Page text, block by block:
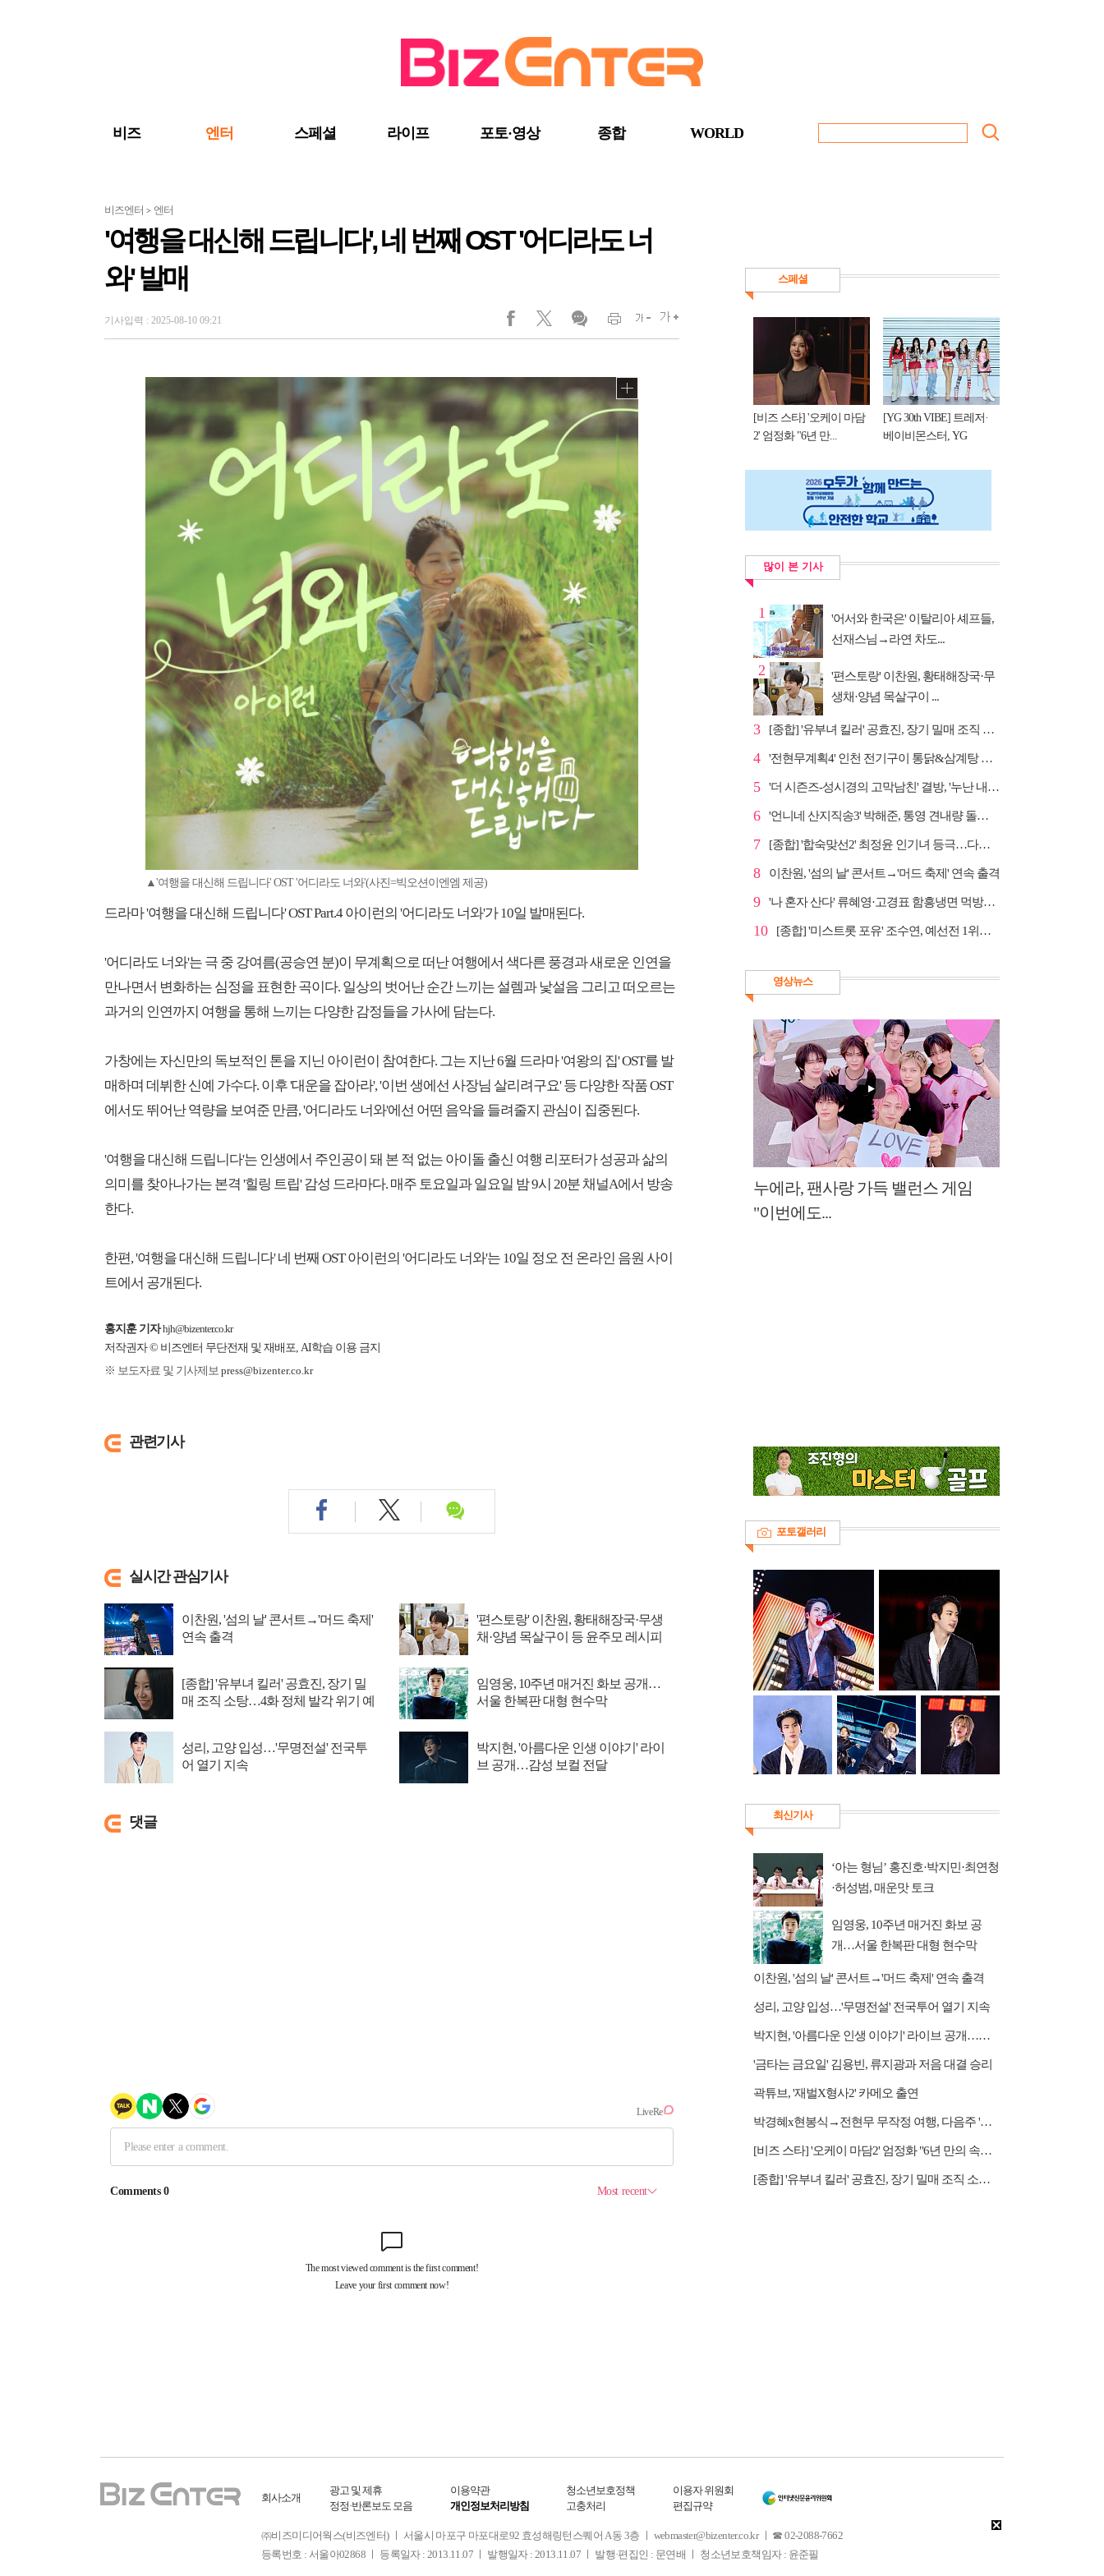
비즈 엔터 스페셜 라이프 포토·영상 종합 WORLD
비즈엔터 > 엔터
'여행을 대신해 드립니다', 네 번째 OST '어디라도 너
와' 발매
기사입력 : 2025-08-10 09:21
▲'여행을 대신해 드립니다' OST '어디라도 너와'(사진=빅오션이엔엠 제공)
드라마 '여행을 대신해 드립니다' OST Part.4 아이런의 '어디라도 너와'가 10일 발매된다.
'어디라도 너와'는 극 중 강여름(공승연 분)이 무계획으로 떠난 여행에서 색다른 풍경과 새로운 인연을
만나면서 변화하는 심정을 표현한 곡이다. 일상의 벗어난 순간 느끼는 설렘과 낯설음 그리고 떠오르는
과거의 인연까지 여행을 통해 느끼는 다양한 감정들을 가사에 담는다.
가창에는 자신만의 독보적인 톤을 지닌 아이런이 참여한다. 그는 지난 6월 드라마 '여왕의 집' OST를 발
매하며 데뷔한 신예 가수다. 이후 '대운을 잡아라', '이번 생에선 사장님 살리려구요' 등 다양한 작품 OST
에서도 뛰어난 역량을 보여준 만큼, '어디라도 너와'에선 어떤 음악을 들려줄지 관심이 집중된다.
'여행을 대신해 드립니다'는 인생에서 주인공이 돼 본 적 없는 아이돌 출신 여행 리포터가 성공과 삶의
의미를 찾아나가는 본격 '힐링 트립' 감성 드라마다. 매주 토요일과 일요일 밤 9시 20분 채널A에서 방송
한다.
한편, '여행을 대신해 드립니다' 네 번째 OST 아이런의 '어디라도 너와'는 10일 정오 전 온라인 음원 사이
트에서 공개된다.
홍지훈 기자 hjh@bizenter.co.kr
저작권자 © 비즈엔터 무단전재 및 재배포, AI학습 이용 금지
※ 보도자료 및 기사제보 press@bizenter.co.kr
관련기사
실시간 관심기사
이찬원, '섬의 날' 콘서트→'머드 축제'
연속 출격
'편스토랑' 이찬원, 황태해장국·무생
채·양념 목살구이 등 윤주모 레시피
[종합] '유부녀 킬러' 공효진, 장기 밀
매 조직 소탕…4화 정체 발각 위기 예
임영웅, 10주년 매거진 화보 공개…
서울 한복판 대형 현수막
성리, 고양 입성…'무명전설' 전국투
어 열기 지속
박지현, '아름다운 인생 이야기' 라이
브 공개…감성 보컬 전달
댓글
스페셜
[비즈 스타] '오케이 마담
2' 엄정화 "6년 만...
[YG 30th VIBE] 트레저·
베이비몬스터, YG
많이 본 기사
1
'어서와 한국은' 이탈리아 셰프들,
선재스님→라연 차도...
2
'편스토랑' 이찬원, 황태해장국·무
생채·양념 목살구이 ...
3 [종합] '유부녀 킬러' 공효진, 장기 밀매 조직 소탕…4...
4 '전현무계획4' 인천 전기구이 통닭&삼계탕 노포 맛집 탐방
5 '더 시즌즈-성시경의 고막남친' 결방, '누난 내게 여자...
6 '언니네 산지직송3' 박해준, 통영 견내량 돌미역 조업 ...
7 [종합] '합숙맞선2' 최정윤 인기녀 등극…다음주 마지막...
8 이찬원, '섬의 날' 콘서트→'머드 축제' 연속 출격
9 '나 혼자 산다' 류혜영·고경표 함흥냉면 먹방→남산 산책
10 [종합] '미스트롯 포유' 조수연, 예선전 1위…신윤승 지...
영상뉴스
누에라, 팬사랑 가득 밸런스 게임
"이번에도...
포토갤러리
최신기사
‘아는 형님’ 홍진호·박지민·최연청
·허성범, 매운맛 토크
임영웅, 10주년 매거진 화보 공
개…서울 한복판 대형 현수막
이찬원, '섬의 날' 콘서트→'머드 축제' 연속 출격
성리, 고양 입성…'무명전설' 전국투어 열기 지속
박지현, '아름다운 인생 이야기' 라이브 공개…감성 보컬 전달
'금타는 금요일' 김용빈, 류지광과 저음 대결 승리
곽튜브, '재벌X형사2' 카메오 출연
박경혜x현봉식→전현무 무작정 여행, 다음주 '나 혼자 산다' 예고
[비즈 스타] '오케이 마담2' 엄정화 "6년 만의 속편 제작, 하늘의 뜻"(인터뷰)
[종합] '유부녀 킬러' 공효진, 장기 밀매 조직 소탕…4화 정체 발각 위기 예고
회사소개
광고 및 제휴
정정·반론보도 모음
이용약관
개인정보처리방침
청소년보호정책
고충처리
이용자 위원회
편집규약
㈜비즈미디어웍스(비즈엔터) ㅣ 서울시 마포구 마포대로92 효성해링턴스퀘어 A동 3층 ㅣ webmaster@bizenter.co.kr ㅣ ☎ 02-2088-7662
등록번호 : 서울아02868 ㅣ 등록일자 : 2013.11.07 ㅣ 발행일자 : 2013.11.07 ㅣ 발행·편집인 : 문연배 ㅣ 청소년보호책임자 : 윤준필